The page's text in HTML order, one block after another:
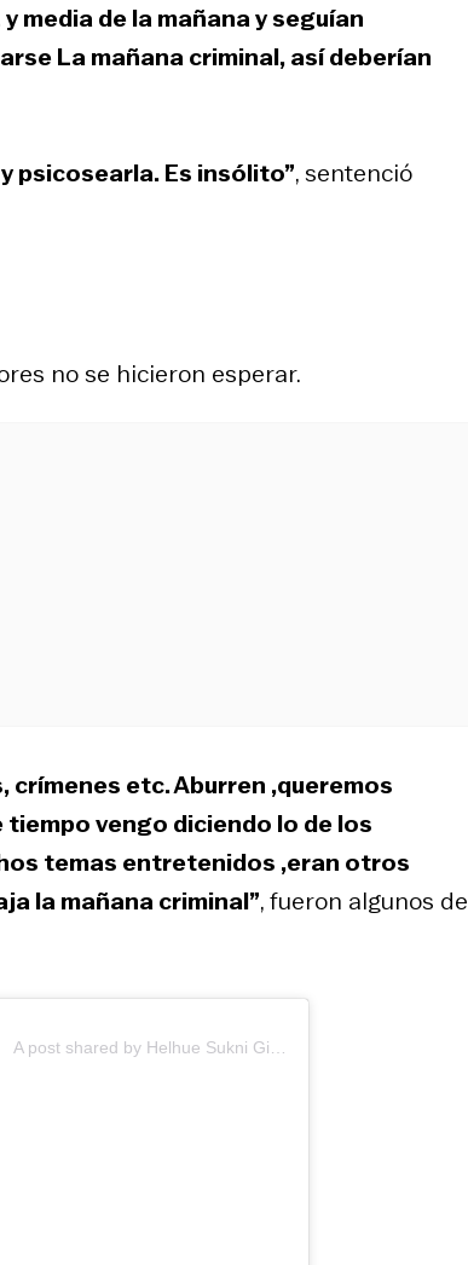
media de la mañana y seguían
La mañana criminal, así deberían
psicosearla. Es insólito”, sentenció
no se hicieron esperar.
crímenes etc. Aburren ,queremos
tiempo vengo diciendo lo de los
temas entretenidos ,eran otros
la mañana criminal”, fueron algunos de
A post shared by Helhue Sukni Giadalah (@helhuesukni)